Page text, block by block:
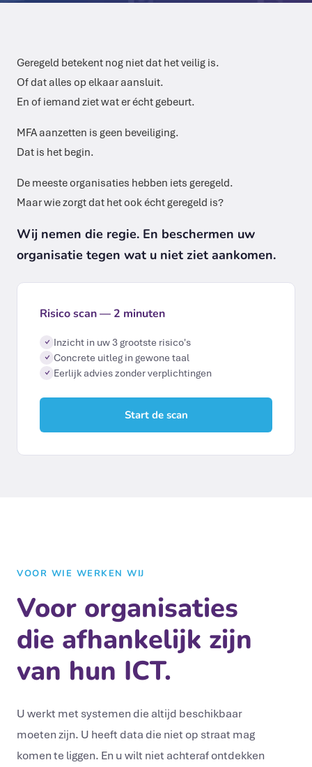
Geregeld betekent nog niet dat het veilig is.
Of dat alles op elkaar aansluit.
En of iemand ziet wat er écht gebeurt.
MFA aanzetten is geen beveiliging.
Dat is het begin.
De meeste organisaties hebben iets geregeld.
Maar wie zorgt dat het ook écht geregeld is?
Wij nemen die regie. En beschermen uw
organisatie tegen wat u niet ziet aankomen.
Risico scan — 2 minuten
✓ Inzicht in uw 3 grootste risico's
✓ Concrete uitleg in gewone taal
✓ Eerlijk advies zonder verplichtingen
Start de scan
VOOR WIE WERKEN WIJ
Voor organisaties
die afhankelijk zijn
van hun ICT.
U werkt met systemen die altijd beschikbaar
moeten zijn. U heeft data die niet op straat mag
komen te liggen. En u wilt niet achteraf ontdekken